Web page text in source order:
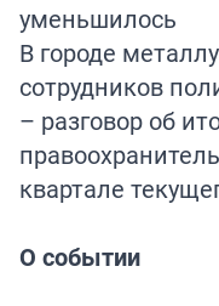
уменьшилось
В городе
сотрудников
– разговор об
квартале
О событии